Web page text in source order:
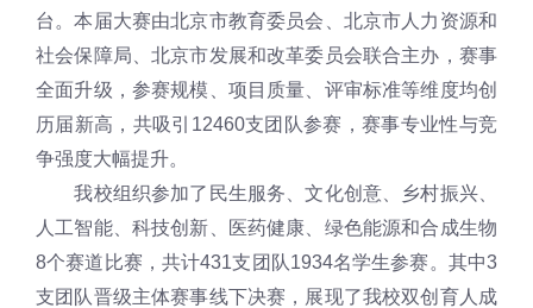
台。本届大赛由北京市教育委员会、北京市人力资源和
社会保障局、北京市发展和改革委员会联合主办，赛事
全面升级，参赛规模、项目质量、评审标准等维度均创
历届新高，共吸引12460支团队参赛，赛事专业性与竞
争强度大幅提升。
我校组织参加了民生服务、文化创意、乡村振兴、
人工智能、科技创新、医药健康、绿色能源和合成生物
8个赛道比赛，共计431支团队1934名学生参赛。其中3
支团队晋级主体赛事线下决赛，展现了我校双创育人成